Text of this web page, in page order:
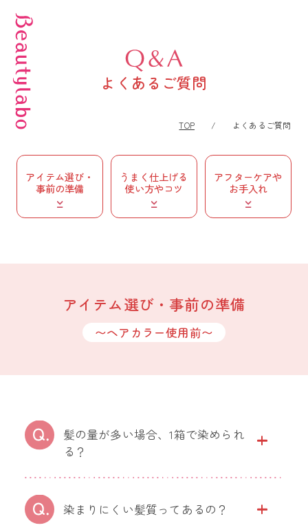
よくあるご質問
TOP よくあるご質問
アイテム選び・
事前の準備
うまく仕上げる
使い方やコツ
アフターケアや
お手入れ
アイテム選び・事前の準備
〜ヘアカラー使用前〜
髪の量が多い場合、1箱で染められ
る？
染まりにくい髪質ってあるの？